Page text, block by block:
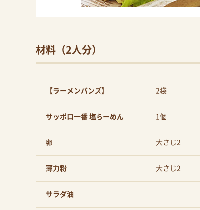
材料（2人分）
【ラーメンバンズ】 2袋
サッポロ一番 塩らーめん 1個
卵 大さじ2
薄力粉 大さじ2
サラダ油